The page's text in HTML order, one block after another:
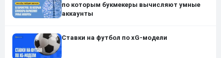
по которым букмекеры вычисляют умные
аккаунты
Ставки на футбол по xG-модели